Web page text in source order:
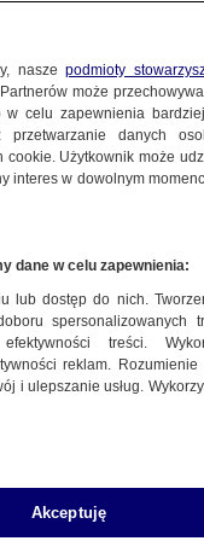
naszepodmioty
może
celu zapewnienia
danych
Użytkownik może
interes w dowolnym
dane w celu zapewnienia:
lub dostęp do nich.
spersonalizowanych
efektywności treści.
reklam.
i ulepszanie usług.
Akceptuję